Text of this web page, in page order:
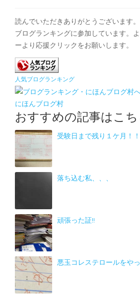
読んでいただきありがとうございます。
ブログランキングに参加しています。
ーより応援クリックをお願いします。
人気ブログランキング
にほんブログ村
おすすめの記事はこち
受験日まで残り１ケ月！！
落ち込む私、、、
頑張った証!!
悪玉コレステロールをや